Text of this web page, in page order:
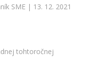
SME | 13. 12. 2021
tohtoročnej